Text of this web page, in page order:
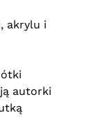
akrylu i
autorki